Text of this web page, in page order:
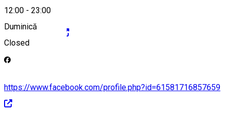
12:00 - 23:00
Duminică
Closed
https://pava.ro/
https://www.facebook.com/profile.php?id=61581716857659